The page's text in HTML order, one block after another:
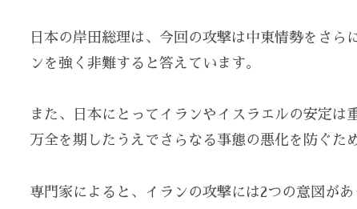
日本の岸田総理は、今回の攻撃は中東情勢をさ
ンを強く非難すると答えています。
また、日本にとってイランやイスラエルの安定
万全を期したうえでさらなる事態の悪化を防ぐた
専門家によると、イランの攻撃には2つの意図があ